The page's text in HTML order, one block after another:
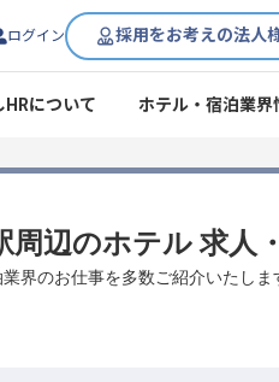
ログイン 採用をお考えの法人
HRについて ホテル・宿泊業界
辺のホテル 求人
界のお仕事を多数ご紹介いたしま